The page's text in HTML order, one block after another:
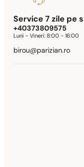
Service 7 zile pe
+40373809575
Luni - Vineri:8:00 - 16:00
birou@parizian.ro